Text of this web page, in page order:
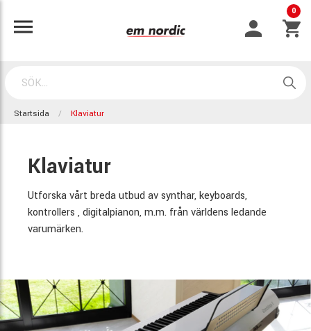
0
Startsida Klaviatur
Klaviatur
Utforska vårt breda utbud av synthar, keyboards,
kontrollers , digitalpianon, m.m. från världens ledande
varumärken.